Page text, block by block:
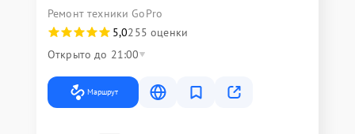
Ремонт техники GoPro
5,0255 оценки
Открыто до 21:00
Маршрут